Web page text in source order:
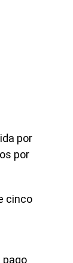
por
por
cinco
pago